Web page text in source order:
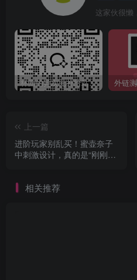
这家伙很懒
杯圈的异次元补给站 | 新人入会即赠润滑大礼 外链
上一篇
进阶玩家别乱买！蜜壶奈子
中刺激设计，真的是“刚刚
相关推荐